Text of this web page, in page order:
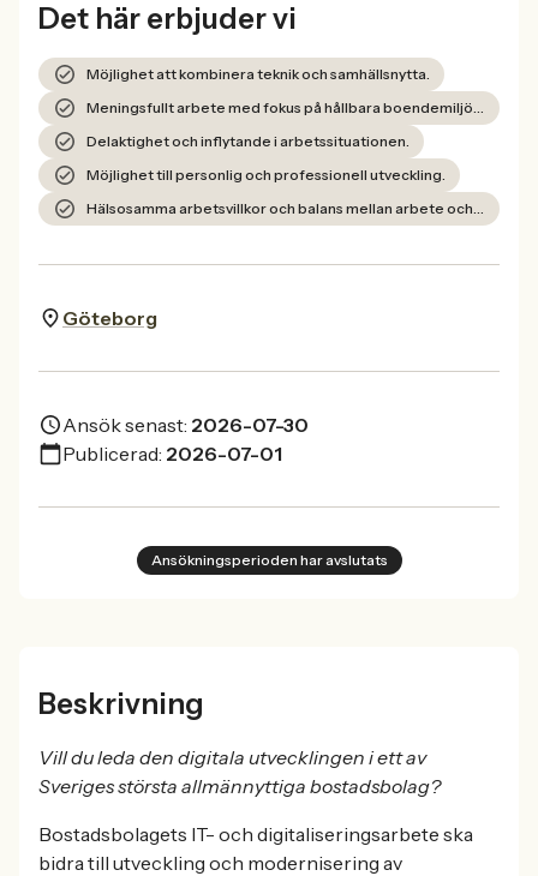
Det här erbjuder vi
Möjlighet att kombinera teknik och samhällsnytta.
Meningsfullt arbete med fokus på hållbara boendemiljöer.
Delaktighet och inflytande i arbetssituationen.
Möjlighet till personlig och professionell utveckling.
Hälsosamma arbetsvillkor och balans mellan arbete och fritid.
Göteborg
Ansök senast: 2026-07-30
Publicerad: 2026-07-01
Ansökningsperioden har avslutats
Beskrivning
Vill du leda den digitala utvecklingen i ett av
Sveriges största allmännyttiga bostadsbolag?
Bostadsbolagets IT- och digitaliseringsarbete ska
bidra till utveckling och modernisering av